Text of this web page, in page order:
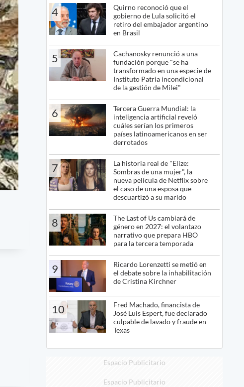
4
Quirno reconoció que el
gobierno de Lula solicitó el
retiro del embajador argentino
en Brasil
5
Cachanosky renunció a una
fundación porque "se ha
transformado en una especie de
Instituto Patria incondicional
de la gestión de Milei"
6
Tercera Guerra Mundial: la
inteligencia artificial reveló
cuáles serían los primeros
países latinoamericanos en ser
derrotados
7
La historia real de "Elize:
Sombras de una mujer", la
nueva película de Netflix sobre
el caso de una esposa que
descuartizó a su marido
8
The Last of Us cambiará de
género en 2027: el volantazo
narrativo que prepara HBO
para la tercera temporada
9
Ricardo Lorenzetti se metió en
el debate sobre la inhabilitación
de Cristina Kirchner
10
Fred Machado, financista de
José Luis Espert, fue declarado
culpable de lavado y fraude en
Texas
Espacio Publicitario
Espacio Publicitario